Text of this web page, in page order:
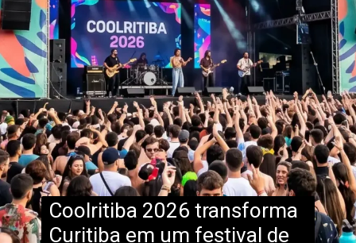
Coolritiba 2026 transforma
Curitiba em um festival de